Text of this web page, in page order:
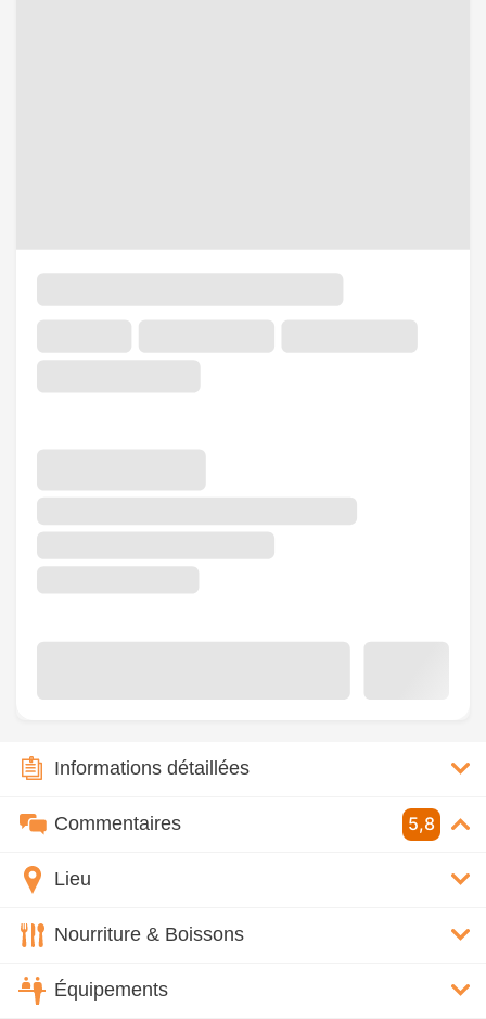
Informations détaillées
Commentaires 5,8
Lieu
Nourriture & Boissons
Équipements